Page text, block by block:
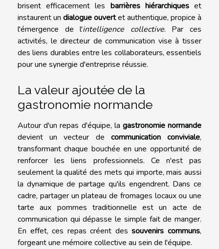
brisent efficacement les barrières hiérarchiqueset
instaurent un dialogue ouvertet authentique, propice à
l'émergence de l'intelligence collective. Par ces
activités, le directeur de communication vise à tisser
des liens durables entre les collaborateurs, essentiels
pour une synergie d'entreprise réussie.
La valeur ajoutée de la
gastronomie normande
Autour d'un repas d'équipe, la gastronomie normande
devient un vecteur de communication conviviale,
transformant chaque bouchée en une opportunité de
renforcer les liens professionnels. Ce n'est pas
seulement la qualité des mets qui importe, mais aussi
la dynamique de partage qu'ils engendrent. Dans ce
cadre, partager un plateau de fromages locaux ou une
tarte aux pommes traditionnelle est un acte de
communication qui dépasse le simple fait de manger.
En effet, ces repas créent dessouvenirs communs,
forgeant une mémoire collective au sein de l'équipe.